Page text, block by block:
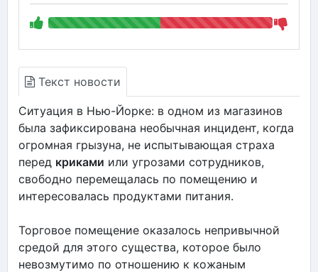
Текст новости
Ситуация в Нью-Йорке: в одном из магазинов
была зафиксирована необычная инцидент, когда
огромная грызуна, не испытывающая страха
перед криками или угрозами сотрудников,
свободно перемещалась по помещению и
интересовалась продуктами питания.
Торговое помещение оказалось непривычной
средой для этого существа, которое было
невозмутимо по отношению к кожаным